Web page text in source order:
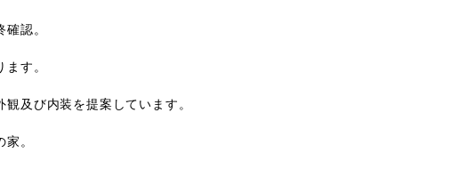
認。
す。
及び内装を提案しています。
。